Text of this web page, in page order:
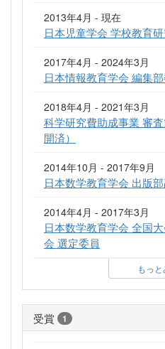
2013年4月 - 現在
日本児童学会 学校教育
2017年4月 - 2024年3月
日本情報教育学会 編集
2018年4月 - 2021年3月
科学研究費助成事業 審
開済）
2014年10月 - 2017年9月
日本数学教育学会 出版
2014年4月 - 2017年3月
日本数学教育学会 全国
会 選定委員
もっ
受賞 1